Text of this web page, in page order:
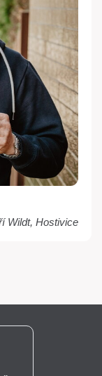
Wildt, Hostivice